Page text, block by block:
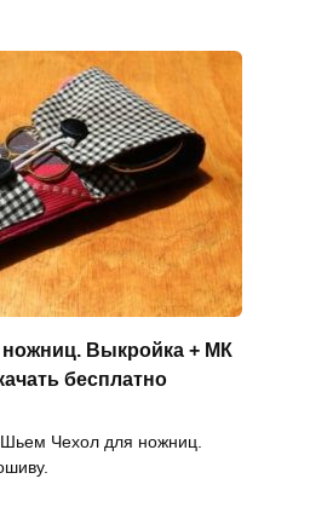
Выкройка + МК
бесплатно
Чехол для ножниц.